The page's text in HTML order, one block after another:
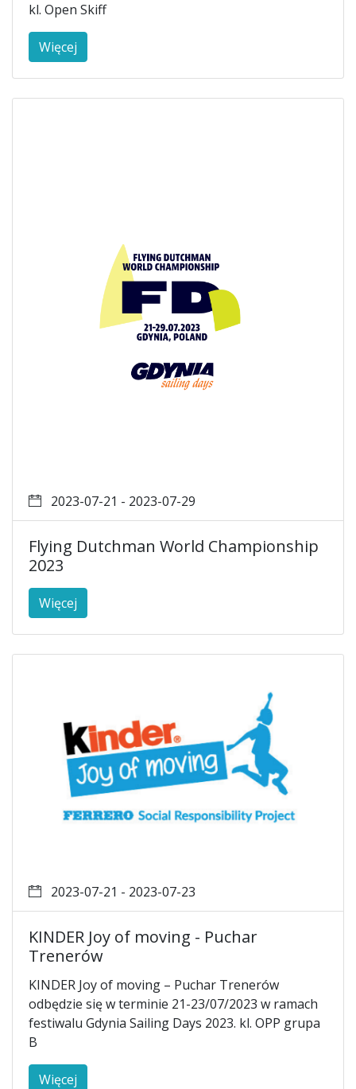
kl. Open Skiff
Więcej
2023-07-21 - 2023-07-29
Flying Dutchman World Championship
2023
Więcej
2023-07-21 - 2023-07-23
KINDER Joy of moving - Puchar
Trenerów
KINDER Joy of moving – Puchar Trenerów
odbędzie się w terminie 21-23/07/2023 w ramach
festiwalu Gdynia Sailing Days 2023. kl. OPP grupa
B
Więcej